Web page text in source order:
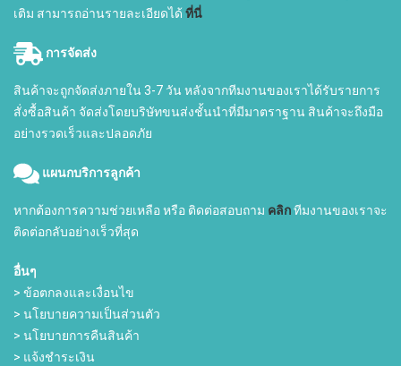
เติม สามารถอ่านรายละเอียดได้ที่นี่
การจัดส่ง
สินค้าจะถูกจัดส่งภายใน 3-7 วัน หลังจากทีมงานของเราได้รับรายการ
สั่งซื้อสินค้า จัดส่งโดยบริษัทขนส่งชั้นนำที่มีมาตราฐาน สินค้าจะถึงมือ
อย่างรวดเร็วและปลอดภัย
แผนกบริการลูกค้า
หากต้องการความช่วยเหลือ หรือ ติดต่อสอบถาม คลิกทีมงานของเราจะ
ติดต่อกลับอย่างเร็วที่สุด
อื่นๆ
> ข้อตกลงและเงื่อนไข
> นโยบายความเป็นส่วนตัว
> นโยบายการคืนสินค้า
> แจ้งชำระเงิน